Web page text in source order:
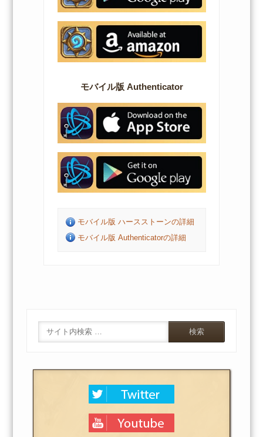
モバイル版 Authenticator
モバイル版 ハースストーンの詳細
モバイル版 Authenticatorの詳細